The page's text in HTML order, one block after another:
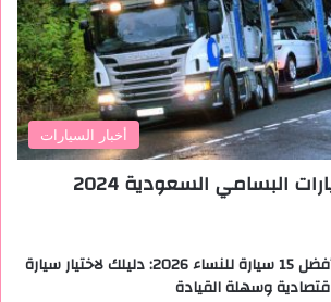
أخبار السيارات
البسامي السعودية 2024
أفضل 15 سيارة للنساء 2026: دليلك لاختيار سيارة
وسهلة القيادة